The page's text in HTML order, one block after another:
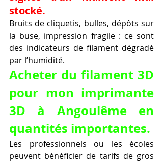
stocké.
Bruits de cliquetis, bulles, dépôts sur
la buse, impression fragile : ce sont
des indicateurs de filament dégradé
par l’humidité.
Acheter du filament 3D
pour mon imprimante
3D à Angoulême en
quantités importantes.
Les professionnels ou les écoles
peuvent bénéficier de tarifs de gros